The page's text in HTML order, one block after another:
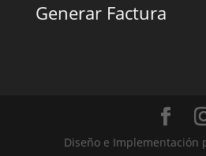
Generar Factura
Diseño e Implementación